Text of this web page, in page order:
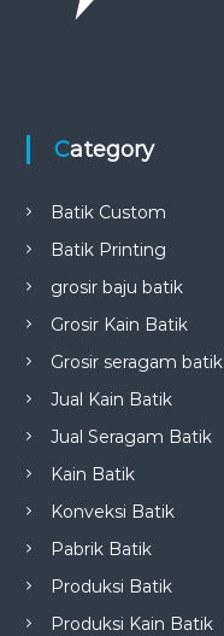
Category
Batik Custom
Batik Printing
grosir baju batik
Grosir Kain Batik
Grosir seragam batik
Jual Kain Batik
Jual Seragam Batik
Kain Batik
Konveksi Batik
Pabrik Batik
Produksi Batik
Produksi Kain Batik